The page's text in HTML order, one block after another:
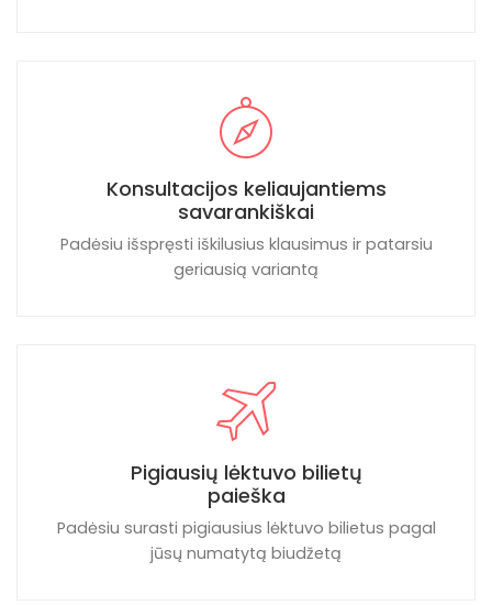
Konsultacijos keliaujantiems
savarankiškai
Padėsiu išspręsti iškilusius klausimus ir patarsiu
geriausią variantą
Pigiausių lėktuvo bilietų
paieška
Padėsiu surasti pigiausius lėktuvo bilietus pagal
jūsų numatytą biudžetą